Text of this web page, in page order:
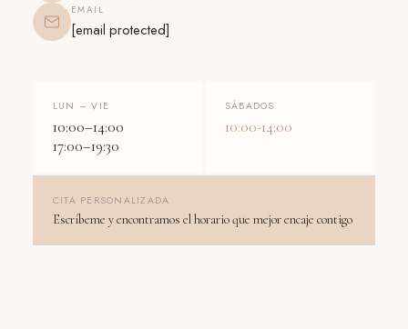
EMAIL
[email protected]
LUN – VIE
10:00–14:00
17:00–19:30
SÁBADOS
10:00-14:00
CITA PERSONALIZADA
Escríbeme y encontramos el horario que mejor encaje contigo